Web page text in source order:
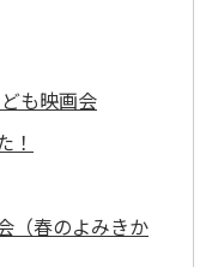
も映画会
！
（春のよみきか